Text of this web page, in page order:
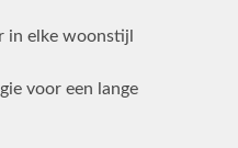
in elke woonstijl
voor een lange